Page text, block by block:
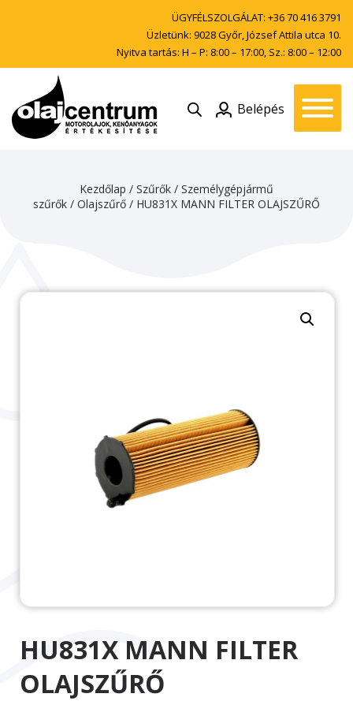
ÜGYFÉLSZOLGÁLAT: +36 70 416 3791
Üzletünk: 9028 Győr, József Attila utca 10.
Nyitva tartás: H – P: 8:00 – 17:00, Sz.: 8:00 – 12:00
Belépés
Kezdőlap / Szűrők / Személygépjármű
szűrők / Olajszűrő / HU831X MANN FILTER OLAJSZŰRŐ
HU831X MANN FILTER
OLAJSZŰRŐ